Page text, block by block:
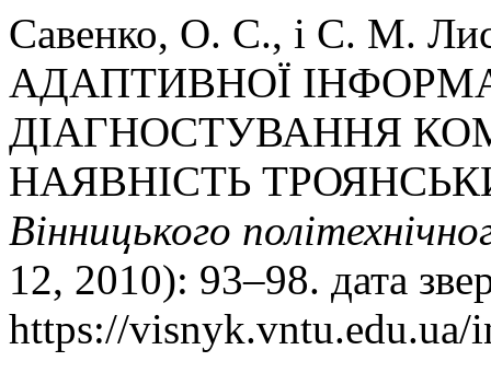
Савенко, О. С., і С. М.
АДАПТИВНОЇ
ДІАГНОСТУВАННЯ
НАЯВНІСТЬ
Вінницького
12, 2010): 93–98. дата
https://